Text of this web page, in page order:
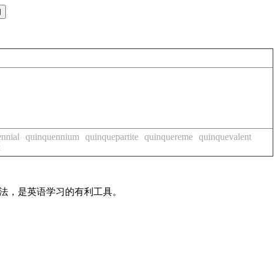
quinquennium quinquepartite quinquereme quinquevalent
，是英语学习的有利工具。